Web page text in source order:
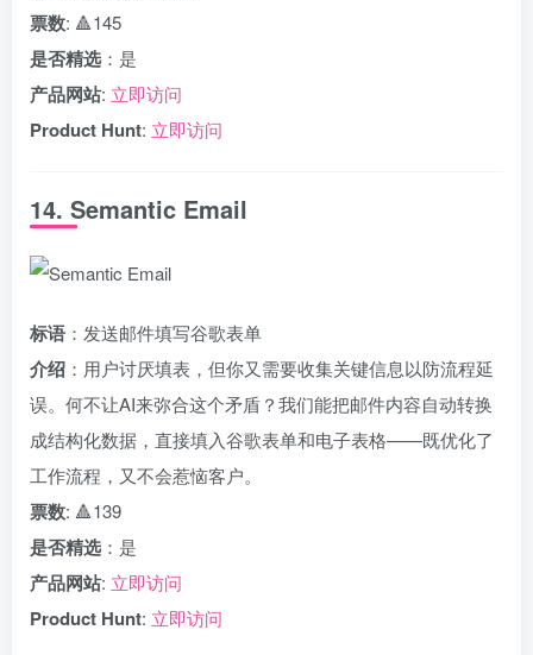
票数: 🔺145
是否精选 ：是
产品网站: 立即访问
Product Hunt: 立即访问
14. Semantic Email
标语 ：发送邮件填写谷歌表单
介绍 ：用户讨厌填表，但你又需要收集关键信息以防流程延
误。何不让AI来弥合这个矛盾？我们能把邮件内容自动转换
成结构化数据，直接填入谷歌表单和电子表格——既优化了
工作流程，又不会惹恼客户。
票数: 🔺139
是否精选 ：是
产品网站: 立即访问
Product Hunt: 立即访问